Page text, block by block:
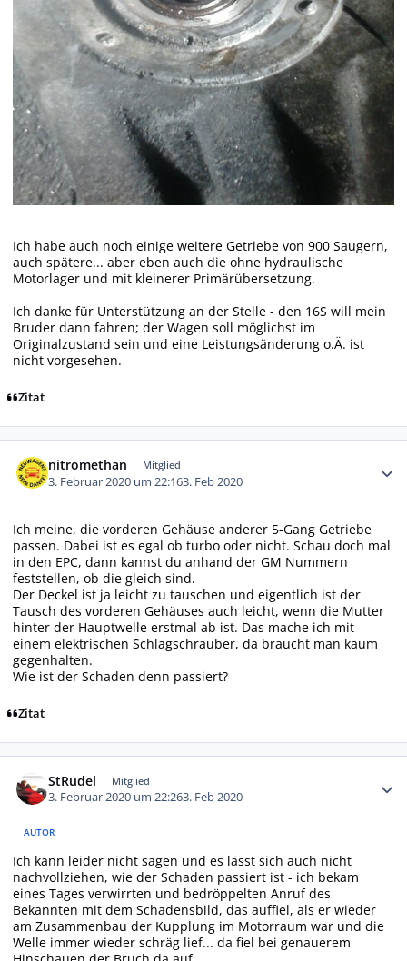
Ich habe auch noch einige weitere Getriebe von 900 Saugern,
auch spätere... aber eben auch die ohne hydraulische
Motorlager und mit kleinerer Primärübersetzung.
Ich danke für Unterstützung an der Stelle - den 16S will mein
Bruder dann fahren; der Wagen soll möglichst im
Originalzustand sein und eine Leistungsänderung o.Ä. ist
nicht vorgesehen.
Zitat
nitromethan Mitglied
3. Februar 2020 um 22:163. Feb 2020
Ich meine, die vorderen Gehäuse anderer 5-Gang Getriebe
passen. Dabei ist es egal ob turbo oder nicht. Schau doch mal
in den EPC, dann kannst du anhand der GM Nummern
feststellen, ob die gleich sind.
Der Deckel ist ja leicht zu tauschen und eigentlich ist der
Tausch des vorderen Gehäuses auch leicht, wenn die Mutter
hinter der Hauptwelle erstmal ab ist. Das mache ich mit
einem elektrischen Schlagschrauber, da braucht man kaum
gegenhalten.
Wie ist der Schaden denn passiert?
Zitat
StRudel Mitglied
3. Februar 2020 um 22:263. Feb 2020
AUTOR
Ich kann leider nicht sagen und es lässt sich auch nicht
nachvollziehen, wie der Schaden passiert ist - ich bekam
eines Tages verwirrten und bedröppelten Anruf des
Bekannten mit dem Schadensbild, das auffiel, als er wieder
am Zusammenbau der Kupplung im Motorraum war und die
Welle immer wieder schräg lief... da fiel bei genauerem